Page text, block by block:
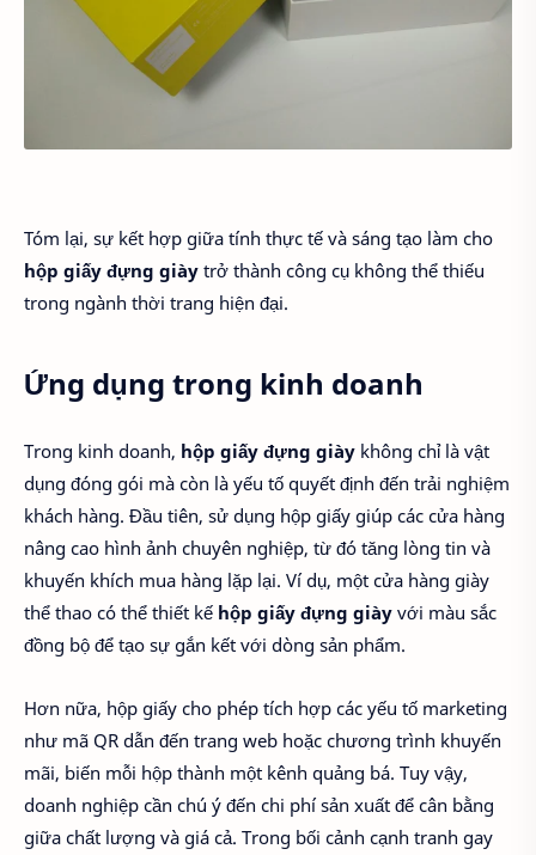
Tóm lại, sự kết hợp giữa tính thực tế và sáng tạo làm cho
hộp giấy đựng giày trở thành công cụ không thể thiếu
trong ngành thời trang hiện đại.
Ứng dụng trong kinh doanh
Trong kinh doanh, hộp giấy đựng giày không chỉ là vật
dụng đóng gói mà còn là yếu tố quyết định đến trải nghiệm
khách hàng. Đầu tiên, sử dụng hộp giấy giúp các cửa hàng
nâng cao hình ảnh chuyên nghiệp, từ đó tăng lòng tin và
khuyến khích mua hàng lặp lại. Ví dụ, một cửa hàng giày
thể thao có thể thiết kế hộp giấy đựng giày với màu sắc
đồng bộ để tạo sự gắn kết với dòng sản phẩm.
Hơn nữa, hộp giấy cho phép tích hợp các yếu tố marketing
như mã QR dẫn đến trang web hoặc chương trình khuyến
mãi, biến mỗi hộp thành một kênh quảng bá. Tuy vậy,
doanh nghiệp cần chú ý đến chi phí sản xuất để cân bằng
giữa chất lượng và giá cả. Trong bối cảnh cạnh tranh gay